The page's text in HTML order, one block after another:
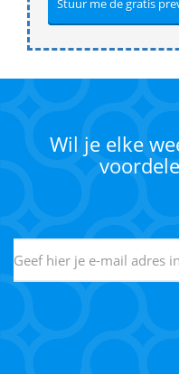
Wil je elke